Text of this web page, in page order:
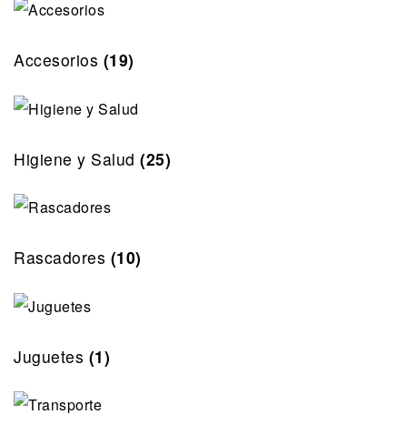
Accesorios (19)
Higiene y Salud (25)
Rascadores (10)
Juguetes (1)